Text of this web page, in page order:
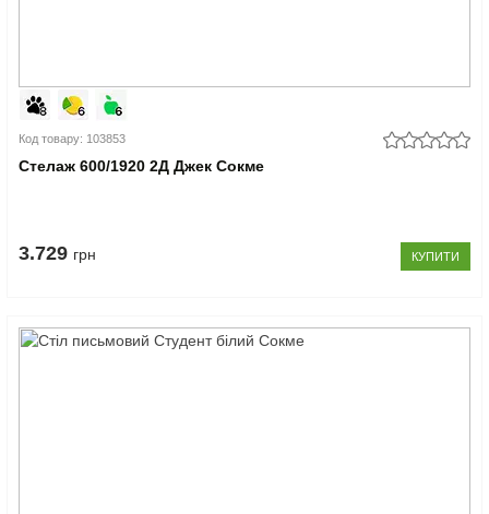
Код товару: 103853
Стелаж 600/1920 2Д Джек Сокме
3.729 грн КУПИТИ